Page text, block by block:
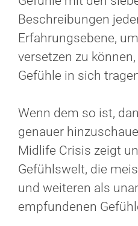
Beschreibungen
Erfahrungsebene,
versetzen zu
Gefühle in sich
Wenn dem so ist,
genauer
Midlife Crisis zeigt
Gefühlswelt, die
und weiteren als
empfundenen